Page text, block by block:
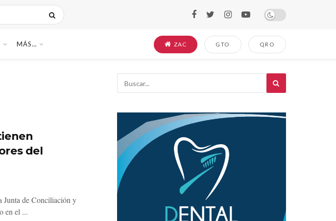
MÁS… ZAC GTO QRO
del
Junta de Conciliación y
en el ...